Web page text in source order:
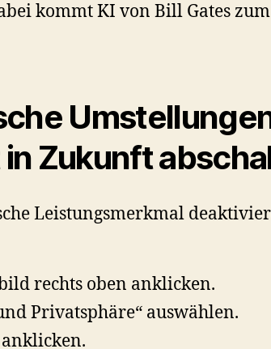
kommt KI von Bill Gates zum
Zukunft
Leistungsmerkmal
rechts oben anklicken.
Privatsphäre“ auswählen.